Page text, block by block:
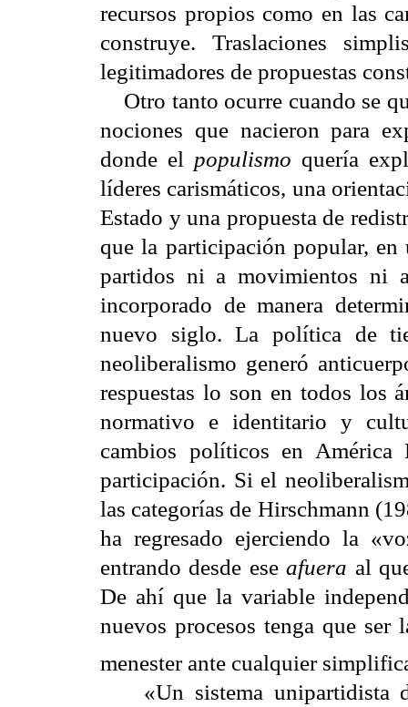
recursos propios como en las
construye. Traslaciones
legitimadores de propuestas
Otro tanto ocurre cuando se
nociones que nacieron para
donde el populismo quería
líderes carismáticos, una
Estado y una propuesta de
que la participación popular,
partidos ni a movimientos ni
incorporado de manera
nuevo siglo. La política de
neoliberalismo generó
respuestas lo son en todos los
normativo e identitario y
cambios políticos en
participación. Si el
las categorías de Hirschmann
ha regresado ejerciendo la
entrando desde eseafuera al
De ahí que la variable
nuevos procesos tenga que
menester ante cualquier
«Un sistema unipartidista